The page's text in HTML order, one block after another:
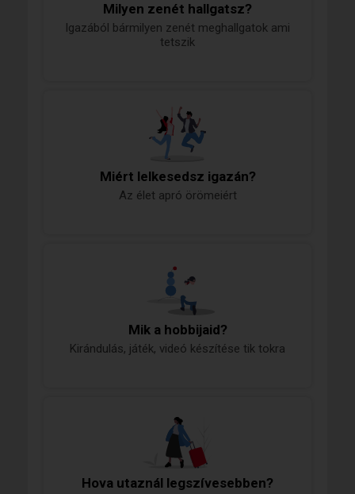
Milyen zenét hallgatsz?
Igazából bármilyen zenét meghallgatok ami
tetszik
Miért lelkesedsz igazán?
Az élet apró örömeiért
Mik a hobbijaid?
Kirándulás, játék, videó készítése tik tokra
Hova utaznál legszívesebben?